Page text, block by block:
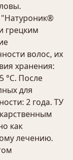
"Натуроник®
грецким
волос, их
хранения:
°С. После
для
2 года. ТУ
как
лечению.